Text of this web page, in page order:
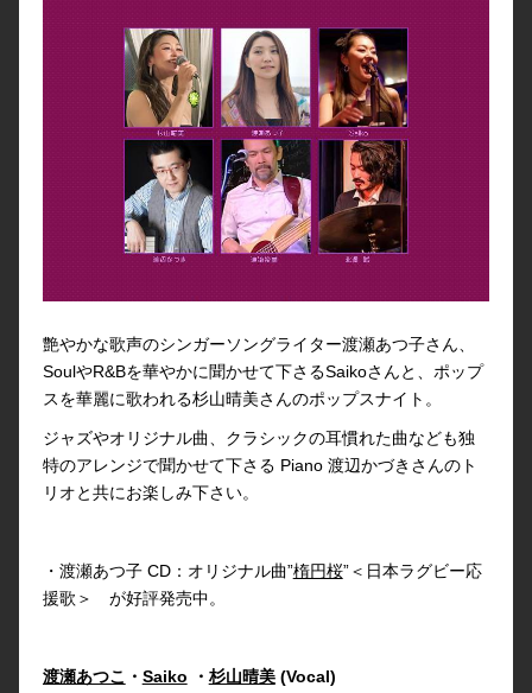
艶やかな歌声のシンガーソングライター渡瀬あつ子さん、
SoulやR&Bを華やかに聞かせて下さるSaikoさんと、ポップ
スを華麗に歌われる杉山晴美さんのポップスナイト。
ジャズやオリジナル曲、クラシックの耳慣れた曲なども独
特のアレンジで聞かせて下さる Piano 渡辺かづきさんのト
リオと共にお楽しみ下さい。
・渡瀬あつ子 CD：オリジナル曲”楕円桜”＜日本ラグビー応
援歌＞ が好評発売中。
渡瀬あつこ ・ Saiko ・ 杉山晴美(Vocal)